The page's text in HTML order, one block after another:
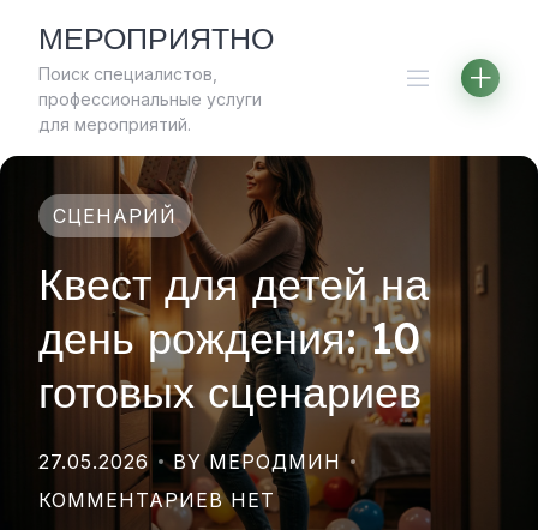
content
МЕРОПРИЯТНО
Поиск специалистов,
профессиональные услуги
для мероприятий.
СЦЕНАРИЙ
Квест для детей на
день рождения: 10
готовых сценариев
27.05.2026
BY МЕРОДМИН
КОММЕНТАРИЕВ НЕТ